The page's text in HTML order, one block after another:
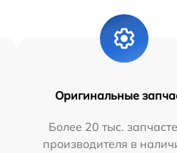
Оригинальные
Более 20 тыс.
производителя в